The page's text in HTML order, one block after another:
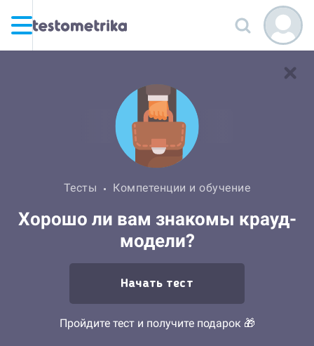
Тесты Компетенции и обучение
Хорошо ли вам знакомы крауд-
модели?
Начать тест
Пройдите тест и получите подарок 🎁